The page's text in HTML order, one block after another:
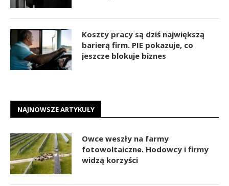
Koszty pracy są dziś największą
barierą firm. PIE pokazuje, co
jeszcze blokuje biznes
NAJNOWSZE ARTYKUŁY
Owce weszły na farmy
fotowoltaiczne. Hodowcy i firmy
widzą korzyści